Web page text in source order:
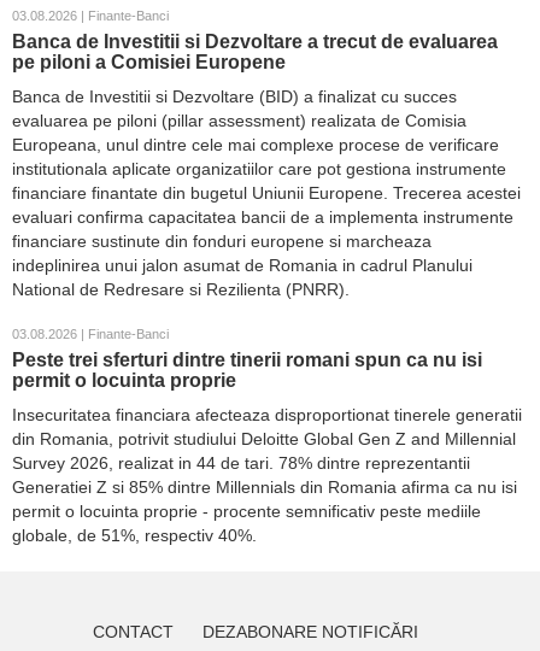
03.08.2026 | Finante-Banci
Banca de Investitii si Dezvoltare a trecut de evaluarea
pe piloni a Comisiei Europene
Banca de Investitii si Dezvoltare (BID) a finalizat cu succes
evaluarea pe piloni (pillar assessment) realizata de Comisia
Europeana, unul dintre cele mai complexe procese de verificare
institutionala aplicate organizatiilor care pot gestiona instrumente
financiare finantate din bugetul Uniunii Europene. Trecerea acestei
evaluari confirma capacitatea bancii de a implementa instrumente
financiare sustinute din fonduri europene si marcheaza
indeplinirea unui jalon asumat de Romania in cadrul Planului
National de Redresare si Rezilienta (PNRR).
03.08.2026 | Finante-Banci
Peste trei sferturi dintre tinerii romani spun ca nu isi
permit o locuinta proprie
Insecuritatea financiara afecteaza disproportionat tinerele generatii
din Romania, potrivit studiului Deloitte Global Gen Z and Millennial
Survey 2026, realizat in 44 de tari. 78% dintre reprezentantii
Generatiei Z si 85% dintre Millennials din Romania afirma ca nu isi
permit o locuinta proprie - procente semnificativ peste mediile
globale, de 51%, respectiv 40%.
CONTACT DEZABONARE NOTIFICĂRI